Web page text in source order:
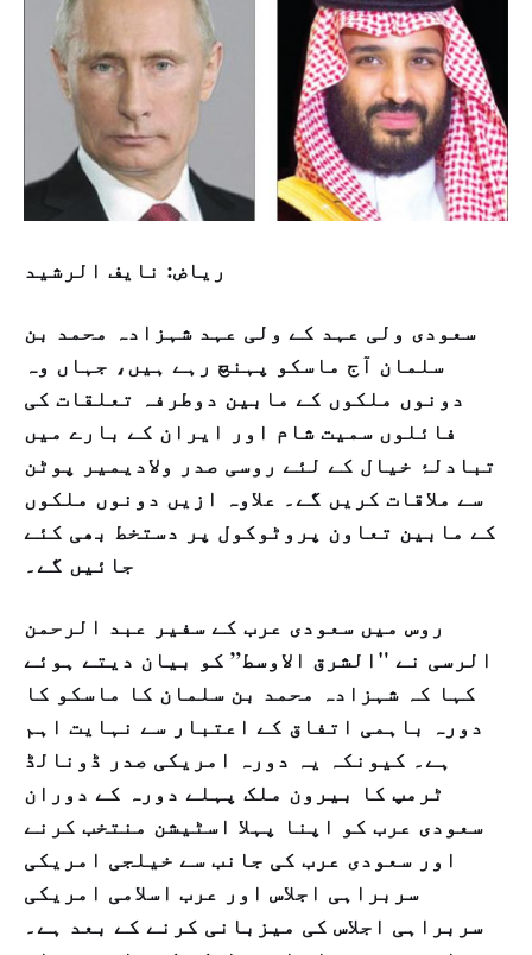
رياض: نايف الرشيد
سعودی ولی عہد کے ولی عہد شہزادہ محمد بن
سلمان آج ماسکو پہنچ رہے ہیں، جہاں وہ
دونوں ملکوں کے مابین دوطرفہ تعلقات کی
فائلوں سمیت شام اور ایران کے بارے میں
تبادلۂ خیال کے لئے روسی صدر ولادیمیر پوٹن
سے ملاقات کریں گے۔ علاوہ ازیں دونوں ملکوں
کے مابین تعاون پروٹوکول پر دستخط بھی کئے
جائیں گے۔
روس میں سعودی عرب کے سفیر عبد الرحمن
الرسی نے "الشرق الاوسط” کو بیان دیتے ہوئے
کہا کہ شہزادہ محمد بن سلمان کا ماسکو کا
دورہ باہمی اتفاق کے اعتبار سے نہایت اہم
ہے۔ کیونکہ یہ دورہ امریکی صدر ڈونالڈ
ٹرمپ کا بیرون ملک پہلے دورہ کے دوران
سعودی عرب کو اپنا پہلا اسٹیشن منتخب کرنے
اور سعودی عرب کی جانب سے خیلجی امریکی
سربراہی اجلاس اور عرب اسلامی امریکی
سربراہی اجلاس کی میزبانی کرنے کے بعد ہے۔